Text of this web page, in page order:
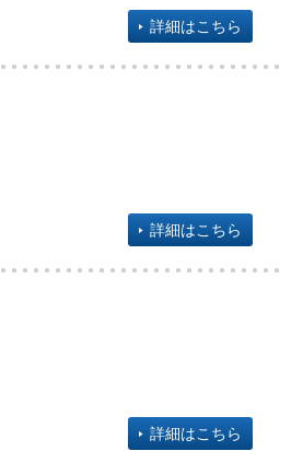
詳細はこちら
詳細はこちら
詳細はこちら